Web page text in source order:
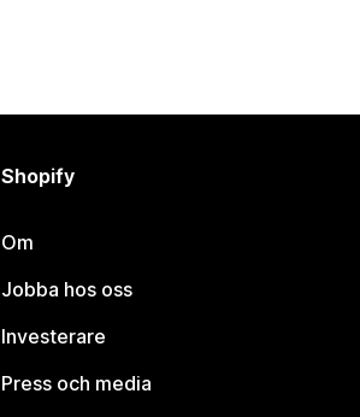
Shopify
Om
Jobba hos oss
Investerare
Press och media